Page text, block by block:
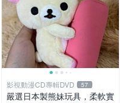
影視動漫CD專輯DVD 57
嚴選日本製熊妹玩具，柔軟實